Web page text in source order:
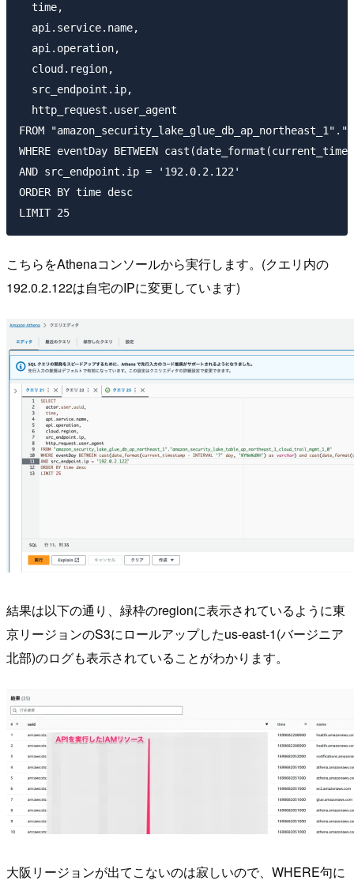
  time,
  api.service.name,
  api.operation,
  cloud.region,
  src_endpoint.ip,
  http_request.user_agent
FROM
WHERE eventDay BETWEEN
AND src_endpoint.ip = '192.0.2.122'
ORDER BY time desc
こちらをAthenaコンソールから実行します。(クエリ内の
192.0.2.122は自宅のIPに変更しています)
結果は以下の通り、緑枠のregionに表示されているように東
京リージョンのS3にロールアップしたus-east-1(バージニア
北部)のログも表示されていることがわかります。
大阪リージョンが出てこないのは寂しいので、WHERE句に